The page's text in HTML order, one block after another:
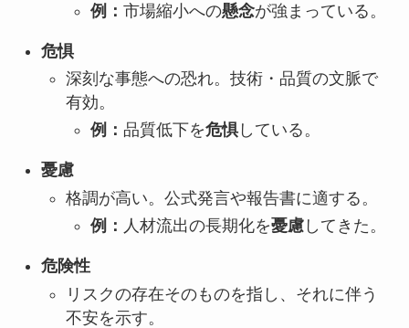
例： 市場縮小への懸念が強まっている。
危惧
深刻な事態への恐れ。技術・品質の文脈で
有効。
例： 品質低下を危惧している。
憂慮
格調が高い。公式発言や報告書に適する。
例： 人材流出の長期化を憂慮してきた。
危険性
リスクの存在そのものを指し、それに伴う
不安を示す。